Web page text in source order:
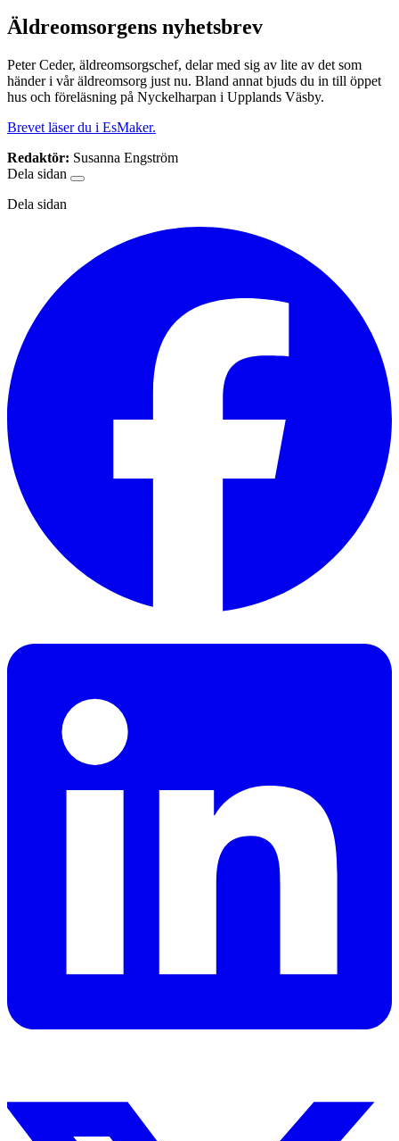
Äldreomsorgens nyhetsbrev
Peter Ceder, äldreomsorgschef, delar med sig av lite av det som
händer i vår äldreomsorg just nu. Bland annat bjuds du in till öppet
hus och föreläsning på Nyckelharpan i Upplands Väsby.
Brevet läser du i EsMaker.
Redaktör: Susanna Engström
Dela sidan
Dela sidan